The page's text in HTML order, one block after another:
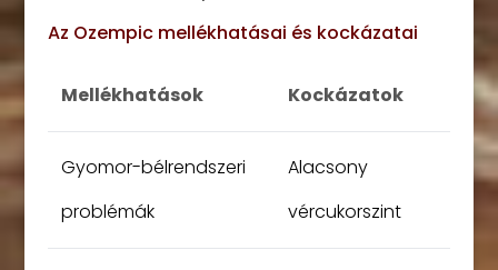
Az Ozempic mellékhatásai és kockázatai
Mellékhatások Kockázatok
Gyomor-bélrendszeri
problémák
Alacsony
vércukorszint